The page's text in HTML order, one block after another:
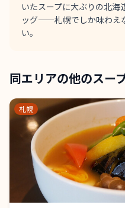
いたスープに大ぶりの北海
ッグ——札幌でしか味わえ
い。
同エリアの他のスー
札幌